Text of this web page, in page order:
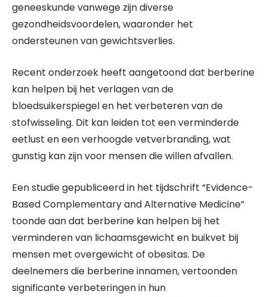
geneeskunde vanwege zijn diverse
gezondheidsvoordelen, waaronder het
ondersteunen van gewichtsverlies.
Recent onderzoek heeft aangetoond dat berberine
kan helpen bij het verlagen van de
bloedsuikerspiegel en het verbeteren van de
stofwisseling. Dit kan leiden tot een verminderde
eetlust en een verhoogde vetverbranding, wat
gunstig kan zijn voor mensen die willen afvallen.
Een studie gepubliceerd in het tijdschrift “Evidence-
Based Complementary and Alternative Medicine”
toonde aan dat berberine kan helpen bij het
verminderen van lichaamsgewicht en buikvet bij
mensen met overgewicht of obesitas. De
deelnemers die berberine innamen, vertoonden
significante verbeteringen in hun